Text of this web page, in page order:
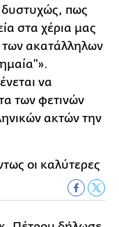
δυστυχώς, πως
στα χέρια μας
των ακατάλληλων
να
των φετινών
ακτών την